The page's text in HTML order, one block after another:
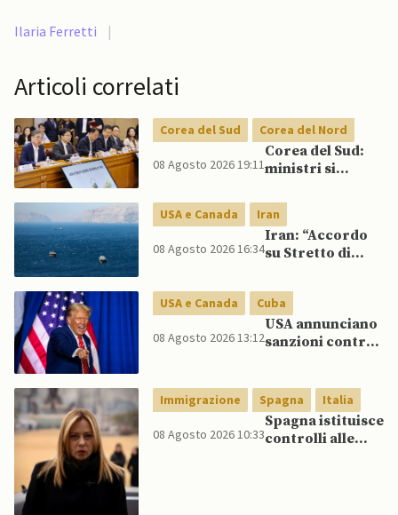
Ilaria Ferretti |
Articoli correlati
Corea del Sud Corea del Nord
08 Agosto 2026 19:11
Corea del Sud:
ministri si
pubblicamente
su politica con il
Nord, mentre
Lee spinge per
USA e Canada Iran
08 Agosto 2026 16:34
Iran: “Accordo
su Stretto di
ma non aprirà il
canale”
USA e Canada Cuba
08 Agosto 2026 13:12
USA annunciano
sanzioni contro
Immigrazione Spagna Italia
08 Agosto 2026 10:33
Spagna istituisce
controlli alle